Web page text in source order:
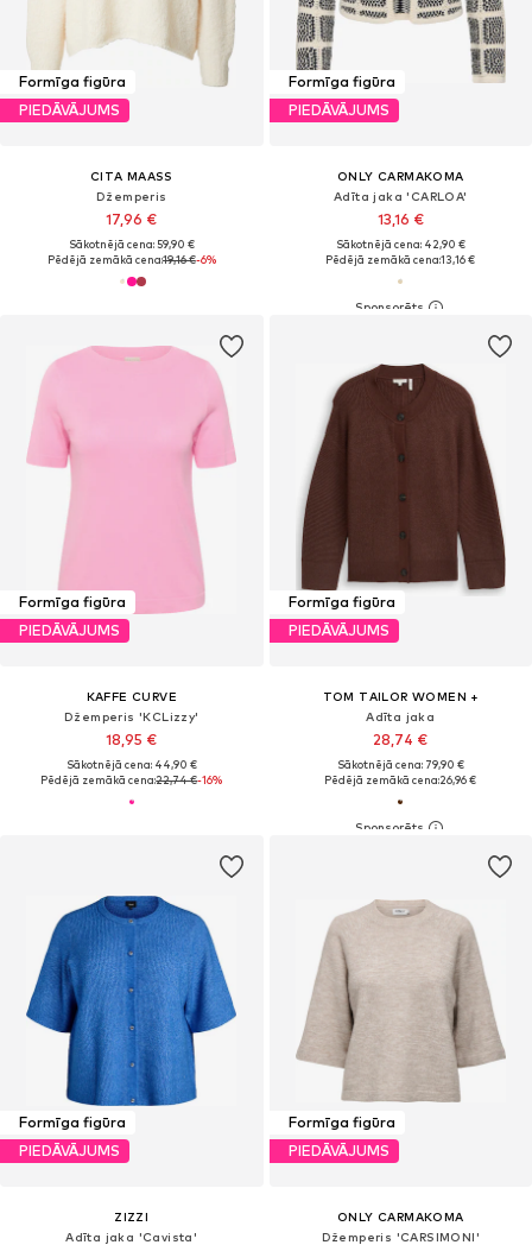
Formīga figūra
PIEDĀVĀJUMS
CITA MAASS
Džemperis
17,96 €
Sākotnējā cena: 59,90 €
Pēdējā zemākā cena:19,16 €-6%
Formīga figūra
PIEDĀVĀJUMS
ONLY CARMAKOMA
Adīta jaka 'CARLOA'
13,16 €
Sākotnējā cena: 42,90 €
Pēdējā zemākā cena:13,16 €
Formīga figūra
PIEDĀVĀJUMS
KAFFE CURVE
Džemperis 'KCLizzy'
18,95 €
Sākotnējā cena: 44,90 €
Pēdējā zemākā cena:22,74 €-16%
Formīga figūra
PIEDĀVĀJUMS
TOM TAILOR WOMEN +
Adīta jaka
28,74 €
Sākotnējā cena: 79,90 €
Pēdējā zemākā cena:26,96 €
Formīga figūra
PIEDĀVĀJUMS
ZIZZI
Adīta jaka 'Cavista'
Formīga figūra
PIEDĀVĀJUMS
ONLY CARMAKOMA
Džemperis 'CARSIMONI'